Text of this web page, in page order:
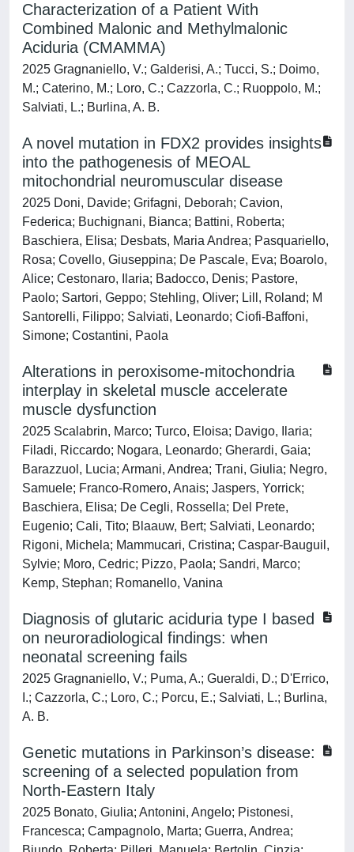
Characterization of a Patient With
Combined Malonic and Methylmalonic
Aciduria (CMAMMA)
2025 Gragnaniello, V.; Galderisi, A.; Tucci, S.; Doimo,
M.; Caterino, M.; Loro, C.; Cazzorla, C.; Ruoppolo, M.;
Salviati, L.; Burlina, A. B.
A novel mutation in FDX2 provides insights
into the pathogenesis of MEOAL
mitochondrial neuromuscular disease
2025 Doni, Davide; Grifagni, Deborah; Cavion,
Federica; Buchignani, Bianca; Battini, Roberta;
Baschiera, Elisa; Desbats, Maria Andrea; Pasquariello,
Rosa; Covello, Giuseppina; De Pascale, Eva; Boarolo,
Alice; Cestonaro, Ilaria; Badocco, Denis; Pastore,
Paolo; Sartori, Geppo; Stehling, Oliver; Lill, Roland; M
Santorelli, Filippo; Salviati, Leonardo; Ciofi-Baffoni,
Simone; Costantini, Paola
Alterations in peroxisome-mitochondria
interplay in skeletal muscle accelerate
muscle dysfunction
2025 Scalabrin, Marco; Turco, Eloisa; Davigo, Ilaria;
Filadi, Riccardo; Nogara, Leonardo; Gherardi, Gaia;
Barazzuol, Lucia; Armani, Andrea; Trani, Giulia; Negro,
Samuele; Franco-Romero, Anais; Jaspers, Yorrick;
Baschiera, Elisa; De Cegli, Rossella; Del Prete,
Eugenio; Cali, Tito; Blaauw, Bert; Salviati, Leonardo;
Rigoni, Michela; Mammucari, Cristina; Caspar-Bauguil,
Sylvie; Moro, Cedric; Pizzo, Paola; Sandri, Marco;
Kemp, Stephan; Romanello, Vanina
Diagnosis of glutaric aciduria type I based
on neuroradiological findings: when
neonatal screening fails
2025 Gragnaniello, V.; Puma, A.; Gueraldi, D.; D'Errico,
I.; Cazzorla, C.; Loro, C.; Porcu, E.; Salviati, L.; Burlina,
A. B.
Genetic mutations in Parkinson’s disease:
screening of a selected population from
North-Eastern Italy
2025 Bonato, Giulia; Antonini, Angelo; Pistonesi,
Francesca; Campagnolo, Marta; Guerra, Andrea;